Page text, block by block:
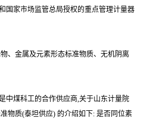
国家市场监管总局授权的重点管理计量器
、金属及元素形态标准物质、无机阴离
中煤科工的合作供应商,关于山东计量院
物质(泰坦供应) 的介绍如下: 是否同位素